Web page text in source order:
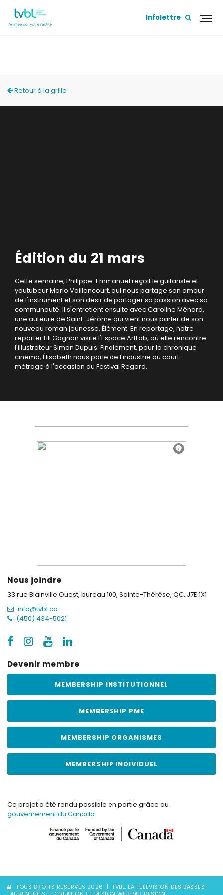
Infolettre
Retour à la grille
Édition du 21 mars
Cette semaine, Philippe-Emmanuel reçoit le guitariste et
youtubeur Mario Vaillancourt, qui nous partage son amour
de l'instrument et son désir de partager sa passion avec sa
communauté. Il s'entretient ensuite avec Caroline Ménard,
une auteure de Saint-Jérôme qui vient nous parler de son
nouveau roman jeunesse, Élément. En reportage, notre
reporter Lili Gagnon visite l'Espace ArtLab, où elle rencontre
l'illustrateur Simon Dupuis. Finalement, pour la chronique
cinéma, Élisabeth nous parle de l'industrie du court-
métrage à l'occasion du Festival Regard.
Nous joindre
33 rue Blainville Ouest, bureau 100, Sainte-Thérèse, QC, J7E 1X1
info@tvbl.ca
(450) 434-5021
Devenir membre
MEMBERSHIP INSTITUTIONNEL
MEMBERSHIP PME
MEMBERSHIP ORGANISMES
MEMBERSHIP INDIVIDUEL
Ce projet a été rendu possible en partie grâce au
gouvernement du Canada
TOUS DROITS RÉSERVÉS 2026
TVBL, LA TÉLÉVISION DES BASSES-